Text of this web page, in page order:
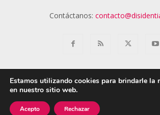
Contáctanos:
© 2018 - 2024 Disidentia
Estamos utilizando cookies para brindarle la
en nuestro sitio web.
Acepto Rechazar